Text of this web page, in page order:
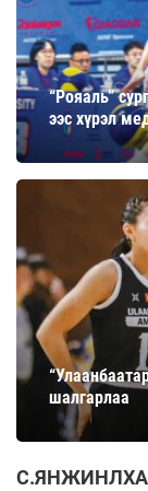
“Рояаль”
ээс хүрэл
шалгарлаа